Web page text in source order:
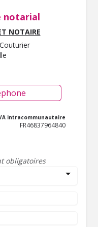
notarial
NOTAIRE
intracommunautaire
FR46837964840
obligatoires